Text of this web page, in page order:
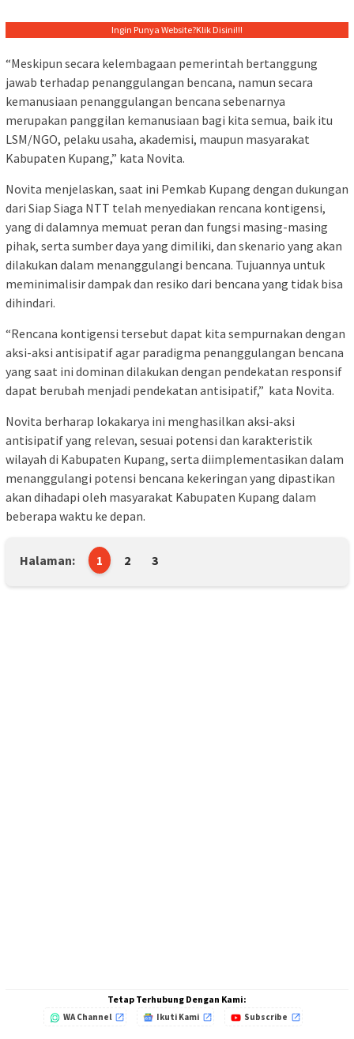
Ingin Punya Website?Klik Disini!!!
“Meskipun secara kelembagaan pemerintah bertanggung
jawab terhadap penanggulangan bencana, namun secara
kemanusiaan penanggulangan bencana sebenarnya
merupakan panggilan kemanusiaan bagi kita semua, baik itu
LSM/NGO, pelaku usaha, akademisi, maupun masyarakat
Kabupaten Kupang,” kata Novita.
Novita menjelaskan, saat ini Pemkab Kupang dengan dukungan
dari Siap Siaga NTT telah menyediakan rencana kontigensi,
yang di dalamnya memuat peran dan fungsi masing-masing
pihak, serta sumber daya yang dimiliki, dan skenario yang akan
dilakukan dalam menanggulangi bencana. Tujuannya untuk
meminimalisir dampak dan resiko dari bencana yang tidak bisa
dihindari.
“Rencana kontigensi tersebut dapat kita sempurnakan dengan
aksi-aksi antisipatif agar paradigma penanggulangan bencana
yang saat ini dominan dilakukan dengan pendekatan responsif
dapat berubah menjadi pendekatan antisipatif,” kata Novita.
Novita berharap lokakarya ini menghasilkan aksi-aksi
antisipatif yang relevan, sesuai potensi dan karakteristik
wilayah di Kabupaten Kupang, serta diimplementasikan dalam
menanggulangi potensi bencana kekeringan yang dipastikan
akan dihadapi oleh masyarakat Kabupaten Kupang dalam
beberapa waktu ke depan.
Halaman: 1 2 3
Tetap Terhubung Dengan Kami:
WA Channel Ikuti Kami Subscribe